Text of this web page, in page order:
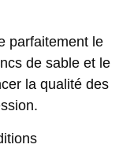
parfaitement le
de sable et le
la qualité des